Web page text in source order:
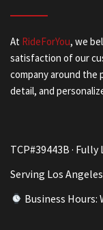
At RideForYou, we
satisfaction of our
company around
detail, and
TCP#39443B ·
Serving Los
Business Hours: